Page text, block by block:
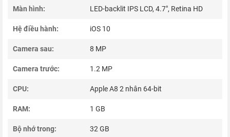
Màn hình: LED-backlit IPS LCD, 4.7", Retina HD
Hệ điều hành: iOS 10
Camera sau: 8 MP
Camera trước: 1.2 MP
CPU: Apple A8 2 nhân 64-bit
RAM: 1 GB
Bộ nhớ trong: 32 GB